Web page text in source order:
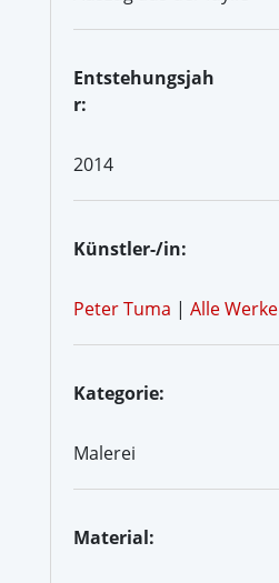
Entstehungsjah
r:
2014
Künstler-/in:
Peter Tuma | Alle Werke
Kategorie:
Malerei
Material: